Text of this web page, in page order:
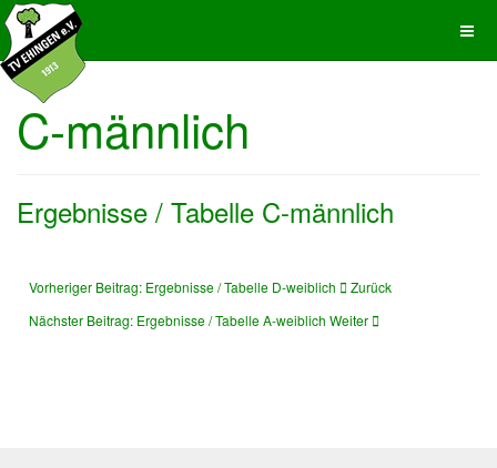
C-männlich
Ergebnisse / Tabelle C-männlich
Vorheriger Beitrag: Ergebnisse / Tabelle D-weiblich
Zurück
Nächster Beitrag: Ergebnisse / Tabelle A-weiblich Weiter